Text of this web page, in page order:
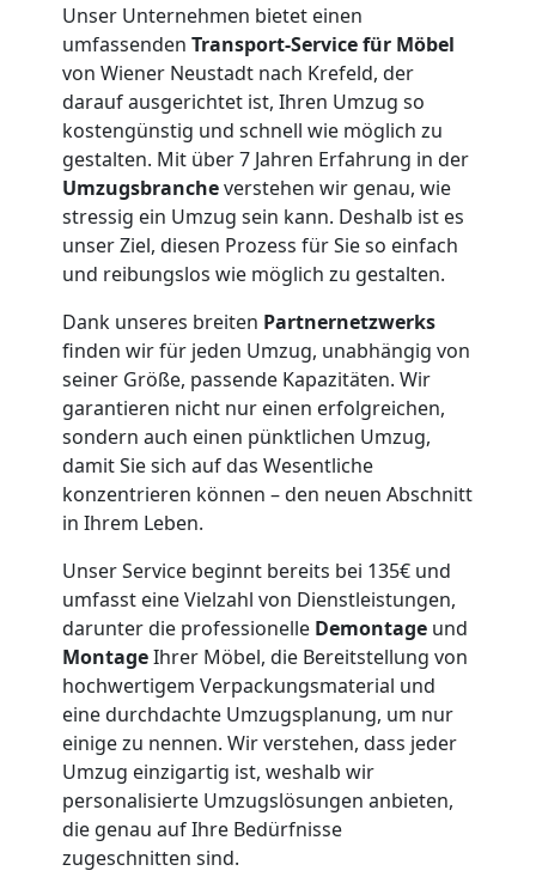
Unser Unternehmen bietet einen
umfassenden Transport-Service für Möbel
von Wiener Neustadt nach Krefeld, der
darauf ausgerichtet ist, Ihren Umzug so
kostengünstig und schnell wie möglich zu
gestalten. Mit über 7 Jahren Erfahrung in der
Umzugsbrancheverstehen wir genau, wie
stressig ein Umzug sein kann. Deshalb ist es
unser Ziel, diesen Prozess für Sie so einfach
und reibungslos wie möglich zu gestalten.
Dank unseres breiten Partnernetzwerks
finden wir für jeden Umzug, unabhängig von
seiner Größe, passende Kapazitäten. Wir
garantieren nicht nur einen erfolgreichen,
sondern auch einen pünktlichen Umzug,
damit Sie sich auf das Wesentliche
konzentrieren können – den neuen Abschnitt
in Ihrem Leben.
Unser Service beginnt bereits bei 135€ und
umfasst eine Vielzahl von Dienstleistungen,
darunter die professionelle Demontage und
MontageIhrer Möbel, die Bereitstellung von
hochwertigem Verpackungsmaterial und
eine durchdachte Umzugsplanung, um nur
einige zu nennen. Wir verstehen, dass jeder
Umzug einzigartig ist, weshalb wir
personalisierte Umzugslösungen anbieten,
die genau auf Ihre Bedürfnisse
zugeschnitten sind.
Umzugshelfer
Wiener
Neustadt
Möbeltaxi
Wiener
Neustadt
Kleintransport
Wiener
Neustadt